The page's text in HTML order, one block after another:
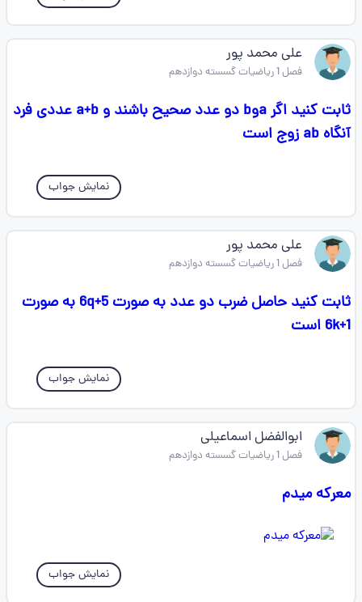
علی محمد پور
فصل 1 ریاضیات گسسته دوازدهم
ثابت کنید اگر aوb دو عدد صحیح باشند و a+b عددی فرد
آنگاه ab زوج است
نمایش جواب
علی محمد پور
فصل 1 ریاضیات گسسته دوازدهم
ثابت کنید حاصل ضرب دو عدد به صورت 6q+5 به صورت
6k+1 است
نمایش جواب
ابوالفضل اسماعیلی
فصل 1 ریاضیات گسسته دوازدهم
معرکه میدم
نمایش جواب